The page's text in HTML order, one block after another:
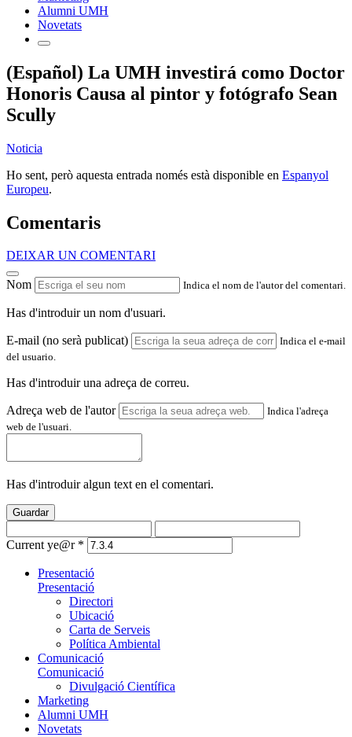
Alumni UMH
Novetats
(Español) La UMH investirá como Doctor
Honoris Causa al pintor y fotógrafo Sean
Scully
Noticia
Ho sent, però aquesta entrada només està disponible en Espanyol
Europeu.
Comentaris
DEIXAR UN COMENTARI
Nom Indica el nom de l'autor del comentari.
Has d'introduir un nom d'usuari.
E-mail (no serà publicat)
Indica el e-mail
del usuario.
Has d'introduir una adreça de correu.
Adreça web de l'autor
Indica l'adreça
web de l'usuari.
Has d'introduir algun text en el comentari.
Guardar
Current ye@r *
Presentació
Presentació
Directori
Ubicació
Carta de Serveis
Política Ambiental
Comunicació
Comunicació
Divulgació Científica
Marketing
Alumni UMH
Novetats